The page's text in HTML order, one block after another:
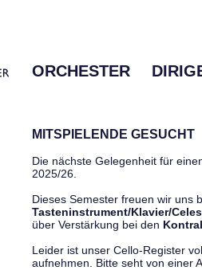
ORCHESTER
MITSPIELENDE GESUCHT
Die nächste Gelegenheit für
2025/26.
Dieses Semester freuen wir uns
Tasteninstrument/Klavier/
über Verstärkung bei den
Leider ist unser Cello-Register
aufnehmen. Bitte seht von einer